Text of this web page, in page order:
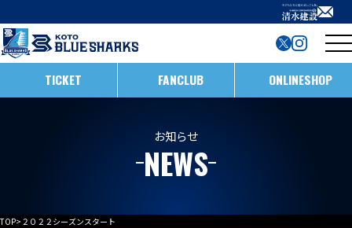
TICKET FANCLUB ONLINESHOP
お知らせ
NEWS
TOP> ２０２２シーズンスタート￼
インフォメーション